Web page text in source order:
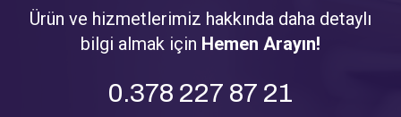
Ürün ve hizmetlerimiz hakkında daha detaylı
bilgi almak için Hemen Arayın!
0.378 227 87 21